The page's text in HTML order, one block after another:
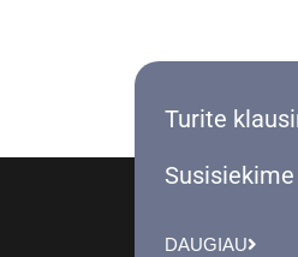
Turite
Susisiekime
DAUGIAU